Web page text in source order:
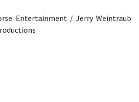
Entertainment / Jerry Weintraub